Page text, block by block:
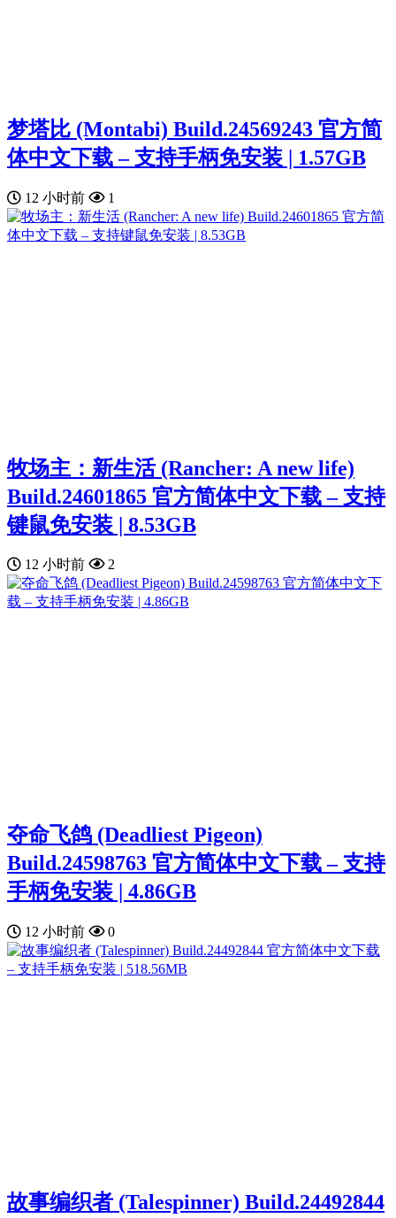
梦塔比 (Montabi) Build.24569243 官方简
体中文下载 – 支持手柄免安装 | 1.57GB
12 小时前 1
牧场主：新生活 (Rancher: A new life)
Build.24601865 官方简体中文下载 – 支持
键鼠免安装 | 8.53GB
12 小时前 2
夺命飞鸽 (Deadliest Pigeon)
Build.24598763 官方简体中文下载 – 支持
手柄免安装 | 4.86GB
12 小时前 0
故事编织者 (Talespinner) Build.24492844